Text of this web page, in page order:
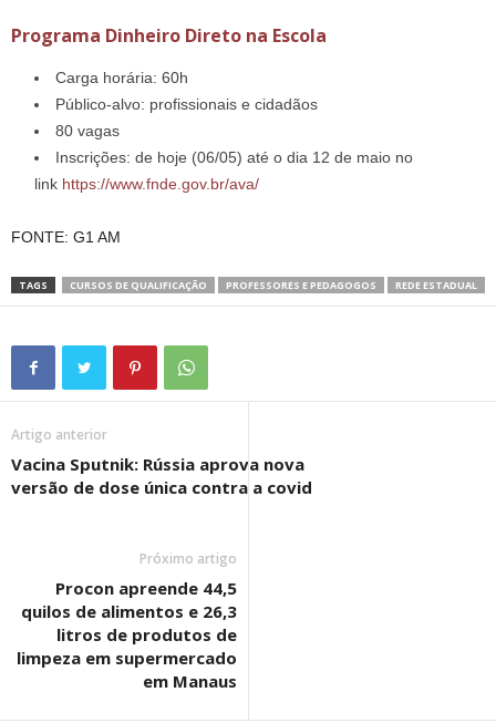
Programa Dinheiro Direto na Escola
Carga horária: 60h
Público-alvo: profissionais e cidadãos
80 vagas
Inscrições: de hoje (06/05) até o dia 12 de maio no
link https://www.fnde.gov.br/ava/
FONTE: G1 AM
TAGS CURSOS DE QUALIFICAÇÃO PROFESSORES E PEDAGOGOS REDE ESTADUAL
Artigo anterior
Vacina Sputnik: Rússia aprova nova
versão de dose única contra a covid
Próximo artigo
Procon apreende 44,5
quilos de alimentos e 26,3
litros de produtos de
limpeza em supermercado
em Manaus